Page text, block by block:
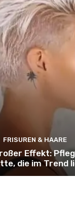
FRISUREN & HAARE
Effekt:
die im Trend